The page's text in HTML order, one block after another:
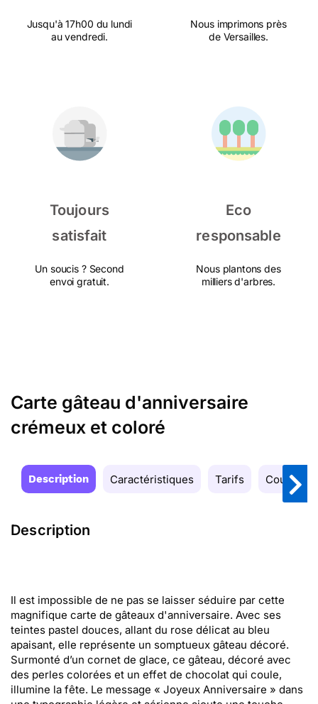
Jusqu'à 17h00 du lundi
au vendredi.
Nous imprimons près
de Versailles.
Toujours
satisfait
Un soucis ? Second
envoi gratuit.
Eco
responsable
Nous plantons des
milliers d'arbres.
Carte gâteau d'anniversaire
crémeux et coloré
Description Caractéristiques Tarifs Couleurs
Description
Il est impossible de ne pas se laisser séduire par cette
magnifique carte de gâteaux d'anniversaire. Avec ses
teintes pastel douces, allant du rose délicat au bleu
apaisant, elle représente un somptueux gâteau décoré.
Surmonté d’un cornet de glace, ce gâteau, décoré avec
des perles colorées et un effet de chocolat qui coule,
illumine la fête. Le message « Joyeux Anniversaire » dans